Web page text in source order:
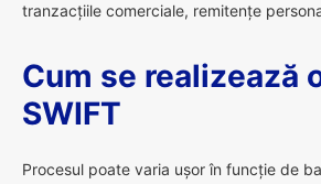
tranzacțiile comerciale, remitențe
Cum se realizează
SWIFT
Procesul poate varia ușor în funcție de